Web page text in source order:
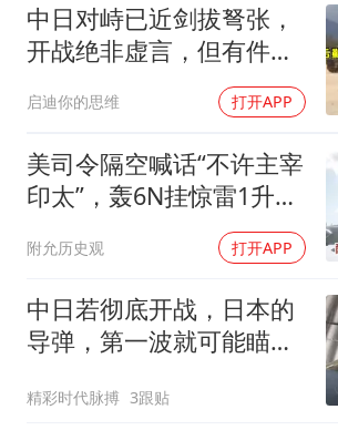
中日对峙已近剑拔弩张，
开战绝非虚言，但有件事
启迪你的思维 打开APP
美司令隔空喊话“不许主宰
印太”，轰6N挂惊雷1升
空，南海的回应干脆利落
附允历史观 打开APP
中日若彻底开战，日本的
导弹，第一波就可能瞄准
精彩时代脉搏 3跟贴